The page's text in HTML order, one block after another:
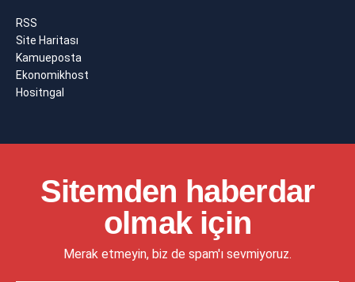
RSS
Site Haritası
Kamueposta
Ekonomikhost
Hositngal
Sitemden haberdar
olmak için
Merak etmeyin, biz de spam'ı sevmiyoruz.